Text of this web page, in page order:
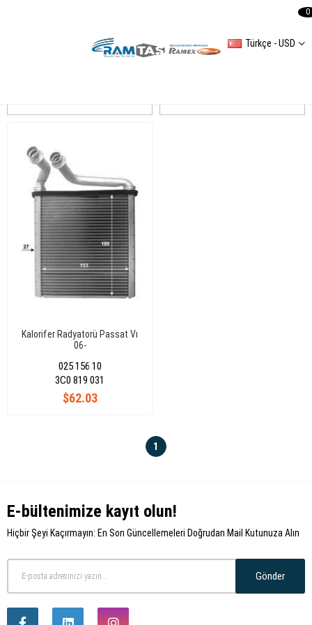
Türkçe - USD
0
Kalorifer Radyatorü Passat Vı
06-
025 156 10
$62.03
3C0 819 031
1
E-bültenimize kayıt olun!
Hiçbir Şeyi Kaçırmayın: En Son Güncellemeleri Doğrudan Mail Kutunuza Alın
Gönder